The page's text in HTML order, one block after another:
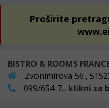
Proširite
BISTRO & ROOMS
Zvonimirova 56 ,
099/654-7... klikni za